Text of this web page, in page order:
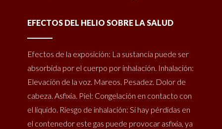
EFECTOS DEL HELIO SOBRE LA SALUD
Efectos de la exposición: La sustancia puede ser
absorbida por el cuerpo por inhalación. Inhalación:
Elevación de la voz. Mareos. Pesadez. Dolor de
cabeza. Asfixia. Piel: Congelación en contacto con
el líquido. Riesgo de inhalación: Si hay pérdidas en
el contenedor este gas puede provocar asfixia, ya